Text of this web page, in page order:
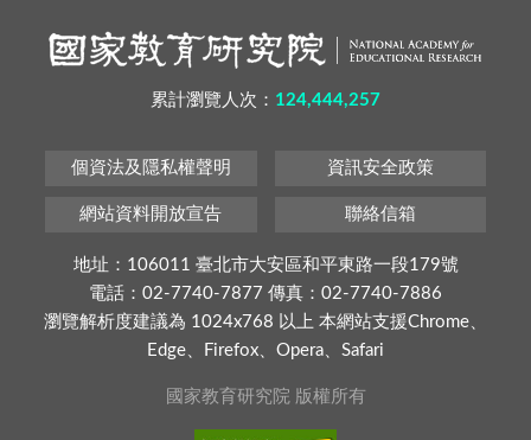
累計瀏覽人次： 124,444,257
個資法及隱私權聲明 資訊安全政策
網站資料開放宣告 聯絡信箱
地址：106011 臺北市大安區和平東路一段179號
電話：02-7740-7877 傳真：02-7740-7886
瀏覽解析度建議為 1024x768 以上 本網站支援Chrome、
Edge、Firefox、Opera、Safari
國家教育研究院 版權所有